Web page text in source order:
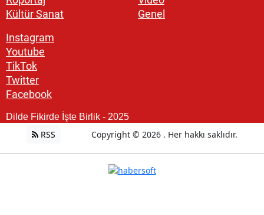
Kültür Sanat
Genel
Instagram
Youtube
TikTok
Twitter
Facebook
Dilde Fikirde İşte Birlik - 2025
RSS Copyright © 2026 . Her hakkı saklıdır.